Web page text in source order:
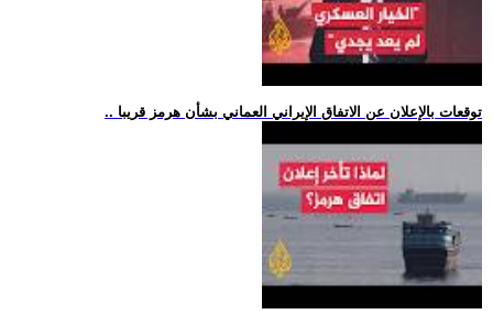
.. توقعات بالإعلان عن الاتفاق الإيراني العماني بشأن هرمز قريبا